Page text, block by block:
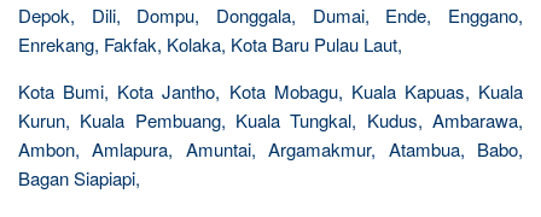
Depok, Dili, Dompu, Donggala, Dumai, Ende, Enggano,
Enrekang, Fakfak, Kolaka, Kota Baru Pulau Laut,
Kota Bumi, Kota Jantho, Kota Mobagu, Kuala Kapuas, Kuala
Kurun, Kuala Pembuang, Kuala Tungkal, Kudus, Ambarawa,
Ambon, Amlapura, Amuntai, Argamakmur, Atambua, Babo,
Bagan Siapiapi,